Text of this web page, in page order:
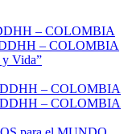
– COLOMBIA
– COLOMBIA
Vida”
– COLOMBIA
– COLOMBIA